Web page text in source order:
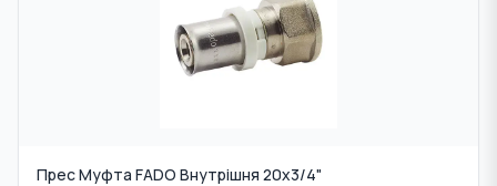
Прес Муфта FADO Внутрішня 20х3/4"